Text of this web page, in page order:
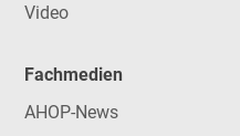
Video
Fachmedien
AHOP-News